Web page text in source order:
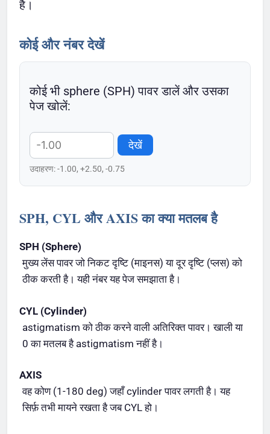
है।
कोई और नंबर देखें
कोई भी sphere (SPH) पावर डालें और उसका
पेज खोलें:
देखें
उदाहरण: -1.00, +2.50, -0.75
SPH, CYL और AXIS का क्या मतलब है
SPH (Sphere)
मुख्य लेंस पावर जो निकट दृष्टि (माइनस) या दूर दृष्टि (प्लस) को
ठीक करती है। यही नंबर यह पेज समझाता है।
CYL (Cylinder)
astigmatism को ठीक करने वाली अतिरिक्त पावर। खाली या
0 का मतलब है astigmatism नहीं है।
AXIS
वह कोण (1-180 deg) जहाँ cylinder पावर लगती है। यह
सिर्फ़ तभी मायने रखता है जब CYL हो।